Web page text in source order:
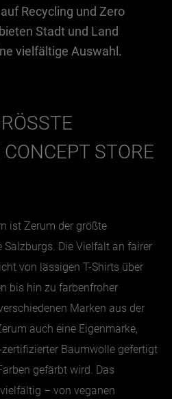
Recycling und Zero
Stadt und Land
vielfältige Auswahl.
N
STORE S
ist Zerum der größte
Die Vielfalt an fairer
von lässigen T-Shirts über
bis hin zu farbenfroher
Marken aus der
auch eine Eigenmarke,
zertifizierter Baumwolle gefertigt
gefärbt wird. Das
– von veganen